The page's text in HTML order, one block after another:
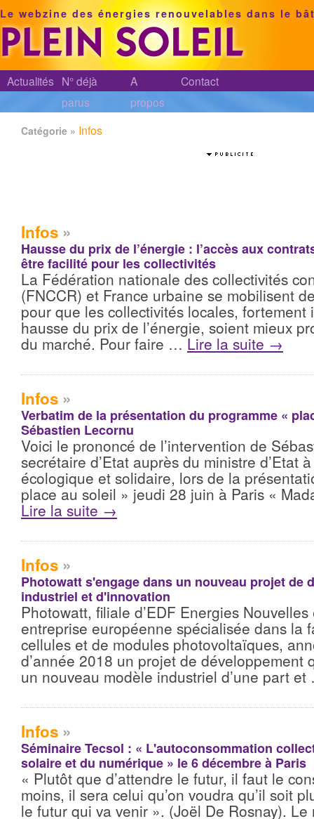
Le webzine des énergies renouvelables dans le
Actualités N° déjà
parus
A
propos
Contact
Catégorie » Infos
Infos »
Hausse du prix de l’énergie : l’accès aux
être facilité pour les collectivités
La Fédération nationale des collectivités
(FNCCR) et France urbaine se mobilisent
pour que les collectivités locales, fortement
hausse du prix de l’énergie, soient mieux
du marché. Pour faire …Lire la suite →
Infos »
Verbatim de la présentation du programme «
Sébastien Lecornu
Voici le prononcé de l’intervention de
secrétaire d’Etat auprès du ministre d’Etat
écologique et solidaire, lors de la
place au soleil » jeudi 28 juin à Paris «
Lire la suite →
Infos »
Photowatt s'engage dans un nouveau projet de
industriel et d'innovation
Photowatt, filiale d’EDF Energies
entreprise européenne spécialisée dans la
cellules et de modules photovoltaïques,
d’année 2018 un projet de développement
un nouveau modèle industriel d’une part
Infos »
Séminaire Tecsol : « L'autoconsommation
solaire et du numérique » le 6 décembre à Paris
« Plutôt que d’attendre le futur, il faut le
moins, il sera celui qu’on voudra qu’il soit
le futur qui va venir ». (Joël De Rosnay). Le